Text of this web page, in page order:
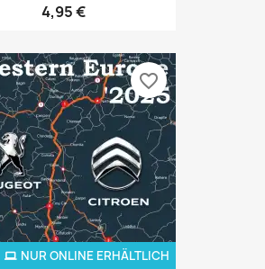
4,95 €
NUR ONLINE ERHÄLTLICH
favorite_border